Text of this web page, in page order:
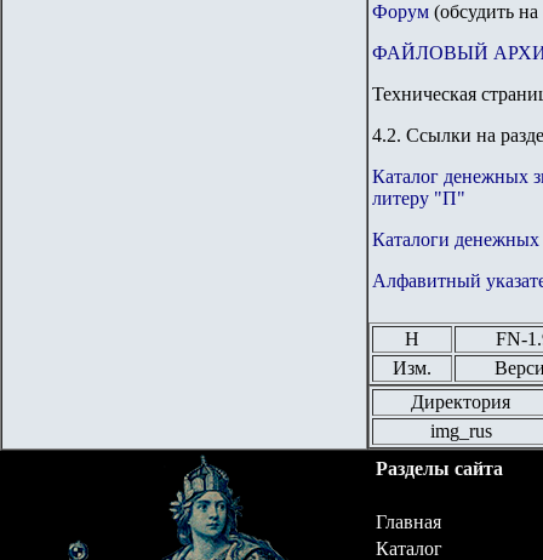
Форум (обсудить
ФАЙЛОВЫЙ
Техническая
4.2. Ссылки на
Каталог денежных
литеру "П"
Каталоги
Алфавитный
Н FN-
Изм.
Директория
img_rus
Разделы сайта
Главная
Каталог